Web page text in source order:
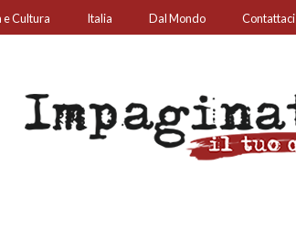
e Cultura Italia Dal Mondo Contattaci